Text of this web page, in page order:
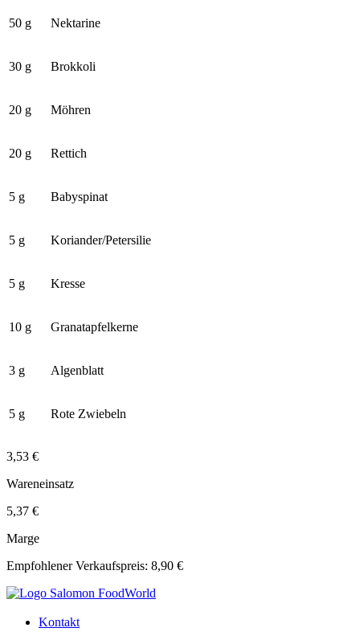
50 g Nektarine
30 g Brokkoli
20 g Möhren
20 g Rettich
5 g Babyspinat
5 g Koriander/Petersilie
5 g Kresse
10 g Granatapfelkerne
3 g Algenblatt
5 g Rote Zwiebeln
3,53 €
Wareneinsatz
5,37 €
Marge
Empfohlener Verkaufspreis: 8,90 €
Kontakt